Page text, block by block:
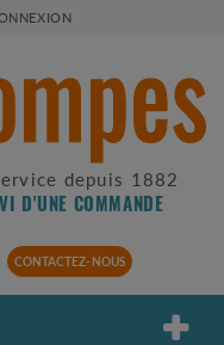
depuis 1882
D'UNE COMMANDE
CONTACTEZ-NOUS